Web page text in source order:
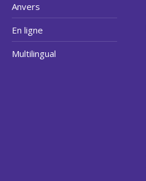
Anvers
En ligne
Multilingual